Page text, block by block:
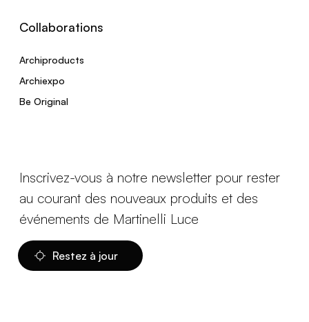
Collaborations
Archiproducts
Archiexpo
Be Original
Inscrivez-vous à notre newsletter pour rester
au courant des nouveaux produits et des
événements de Martinelli Luce
Restez à jour